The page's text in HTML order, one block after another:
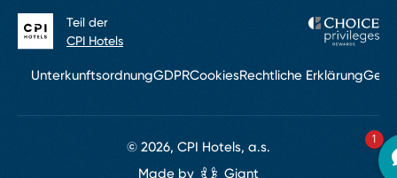
Über das Hotel
Zimmer
UnterkunftsordnungGDPRCookiesRechtliche Erklärung
© 2026, CPI Hotels, a.s.
Teil der
CPI Hotels
Made by Giant
1